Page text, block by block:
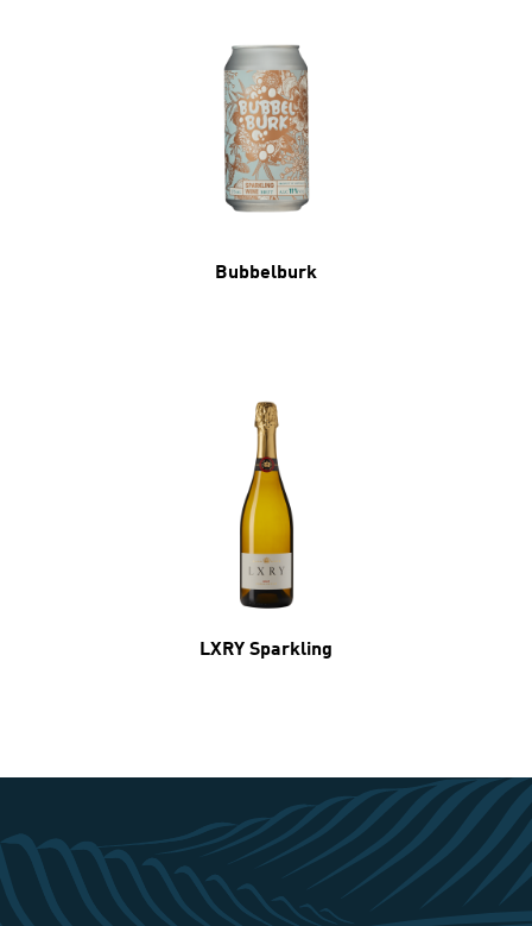
Bubbelburk
LXRY Sparkling